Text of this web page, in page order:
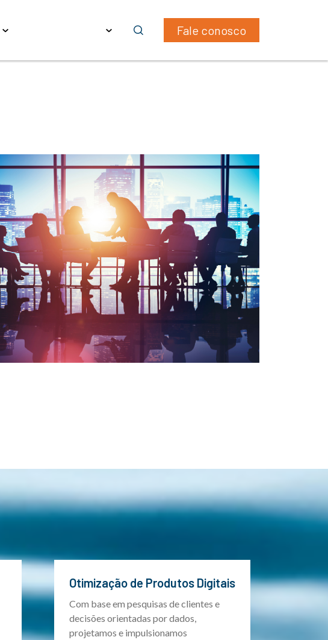
Fale conosco
Otimização de Produtos Digitais
Com base em pesquisas de clientes e
decisões orientadas por dados,
projetamos e impulsionamos